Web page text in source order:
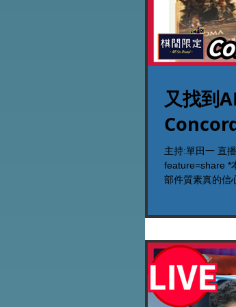
又找到
主持:單田一 直
feature=share *
部件質素真的信